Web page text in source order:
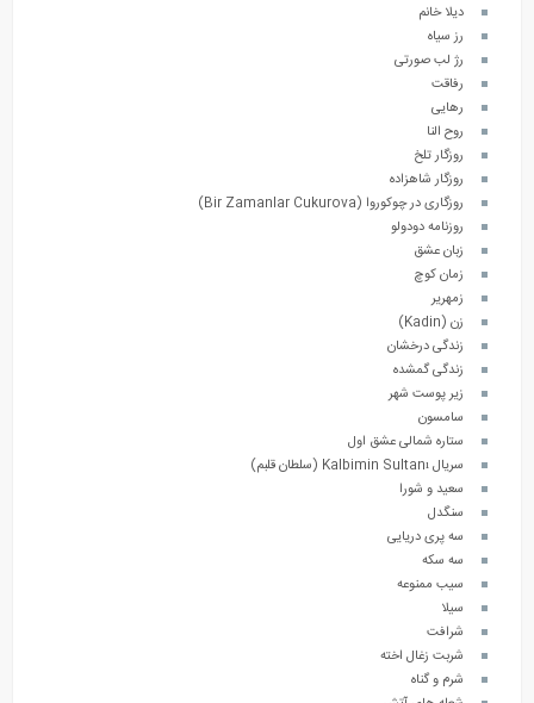
دیلا خانم
رز سیاه
رژ لب صورتی
رفاقت
رهایی
روح النا
روزگار تلخ
روزگار شاهزاده
روزگاری در چوکوروا (Bir Zamanlar Cukurova)
روزنامه دودولو
زبان عشق
زمان کوچ
زمهریر
زن (Kadin)
زندگی درخشان
زندگی گمشده
زیر پوست شهر
سامسون
ستاره شمالی عشق اول
سریال Kalbimin Sultanı (سلطان قلبم)
سعید و شورا
سنگدل
سه پری دریایی
سه سکه
سیب ممنوعه
سیلا
شرافت
شربت زغال اخته
شرم و گناه